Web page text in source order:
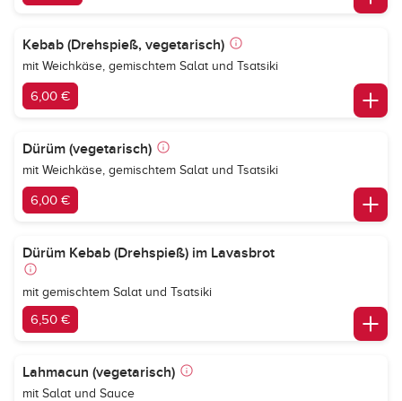
Kebab (Drehspieß, vegetarisch)
mit Weichkäse, gemischtem Salat und Tsatsiki
6,00 €
Dürüm (vegetarisch)
mit Weichkäse, gemischtem Salat und Tsatsiki
6,00 €
Dürüm Kebab (Drehspieß) im Lavasbrot
mit gemischtem Salat und Tsatsiki
6,50 €
Lahmacun (vegetarisch)
mit Salat und Sauce